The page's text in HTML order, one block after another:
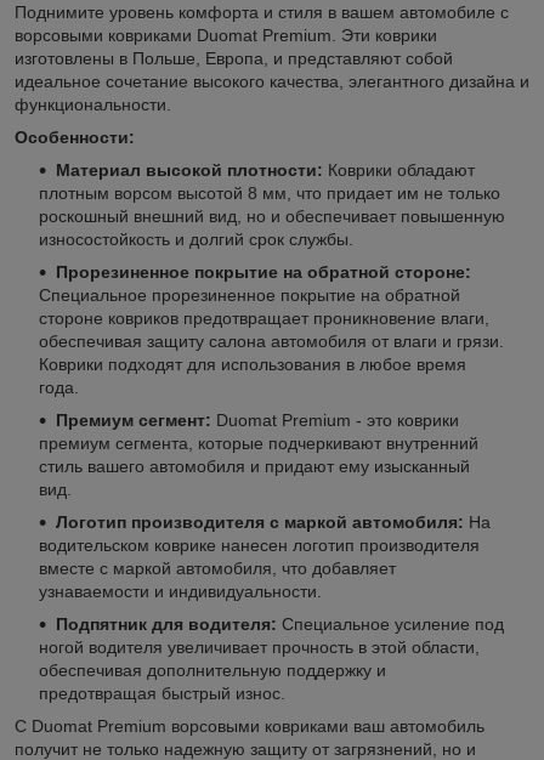
Поднимите уровень комфорта и стиля в вашем автомобиле с
ворсовыми ковриками Duomat Premium. Эти коврики
изготовлены в Польше, Европа, и представляют собой
идеальное сочетание высокого качества, элегантного дизайна и
функциональности.
Особенности:
Материал высокой плотности: Коврики обладают
плотным ворсом высотой 8 мм, что придает им не только
роскошный внешний вид, но и обеспечивает повышенную
износостойкость и долгий срок службы.
Прорезиненное покрытие на обратной стороне:
Специальное прорезиненное покрытие на обратной
стороне ковриков предотвращает проникновение влаги,
обеспечивая защиту салона автомобиля от влаги и грязи.
Коврики подходят для использования в любое время
года.
Премиум сегмент: Duomat Premium - это коврики
премиум сегмента, которые подчеркивают внутренний
стиль вашего автомобиля и придают ему изысканный
вид.
Логотип производителя с маркой автомобиля: На
водительском коврике нанесен логотип производителя
вместе с маркой автомобиля, что добавляет
узнаваемости и индивидуальности.
Подпятник для водителя: Специальное усиление под
ногой водителя увеличивает прочность в этой области,
обеспечивая дополнительную поддержку и
предотвращая быстрый износ.
С Duomat Premium ворсовыми ковриками ваш автомобиль
получит не только надежную защиту от загрязнений, но и